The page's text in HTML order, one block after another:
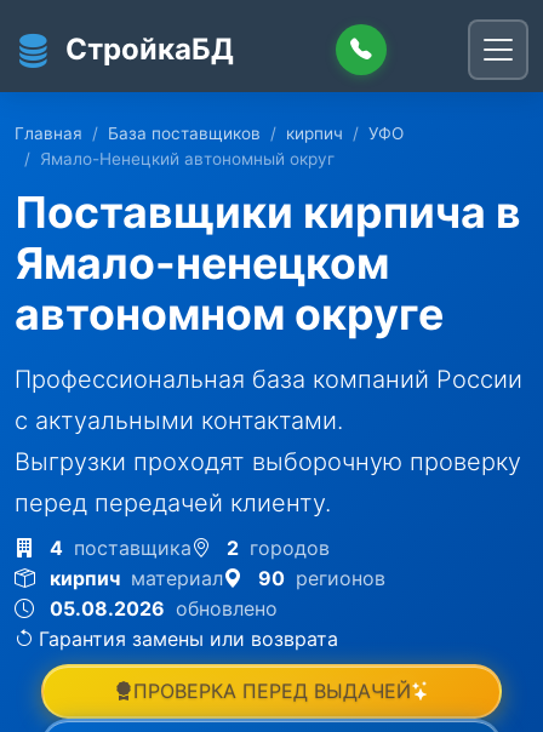
СтройкаБД
Главная База поставщиков кирпич
УФО
Ямало-Ненецкий автономный округ
Поставщики кирпича в
Ямало-ненецком
автономном округе
Профессиональная база компаний России
с актуальными контактами.
Выгрузки проходят выборочную проверку
перед передачей клиенту.
4 поставщика 2 городов
кирпич материал 90 регионов
05.08.2026 обновлено
Гарантия замены или возврата
ПРОВЕРКА ПЕРЕД ВЫДАЧЕЙ